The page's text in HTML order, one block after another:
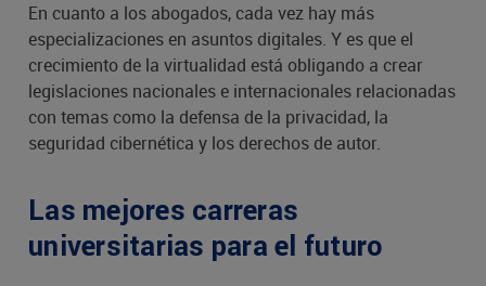
En cuanto a los abogados, cada vez hay más
especializaciones en asuntos digitales. Y es que el
crecimiento de la virtualidad está obligando a crear
legislaciones nacionales e internacionales relacionadas
con temas como la defensa de la privacidad, la
seguridad cibernética y los derechos de autor.
Las mejores carreras
universitarias para el futuro